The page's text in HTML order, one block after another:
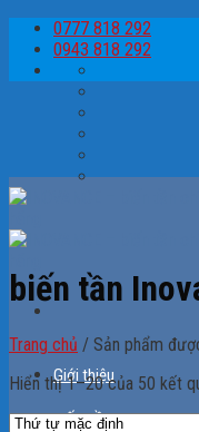
Skip
content
0777 818 292
0943 818 292
Giới thiệu
BIẾN TẦN
biến tần
Trang chủ / Sản phẩm
Hiển thị 1–20 của 50 kết